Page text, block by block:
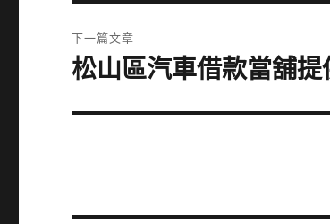
篇
文
章:
下一篇文章
下
篇
松山區汽車借款當舖